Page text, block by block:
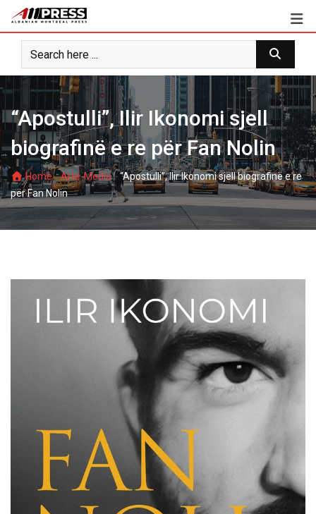
content
“Apostulli”, Ilir Ikonomi sjell
biografinë e re për Fan Nolin
Home-Arte-Media-“Apostulli”, Ilir Ikonomi sjell biografinë e re
për Fan Nolin